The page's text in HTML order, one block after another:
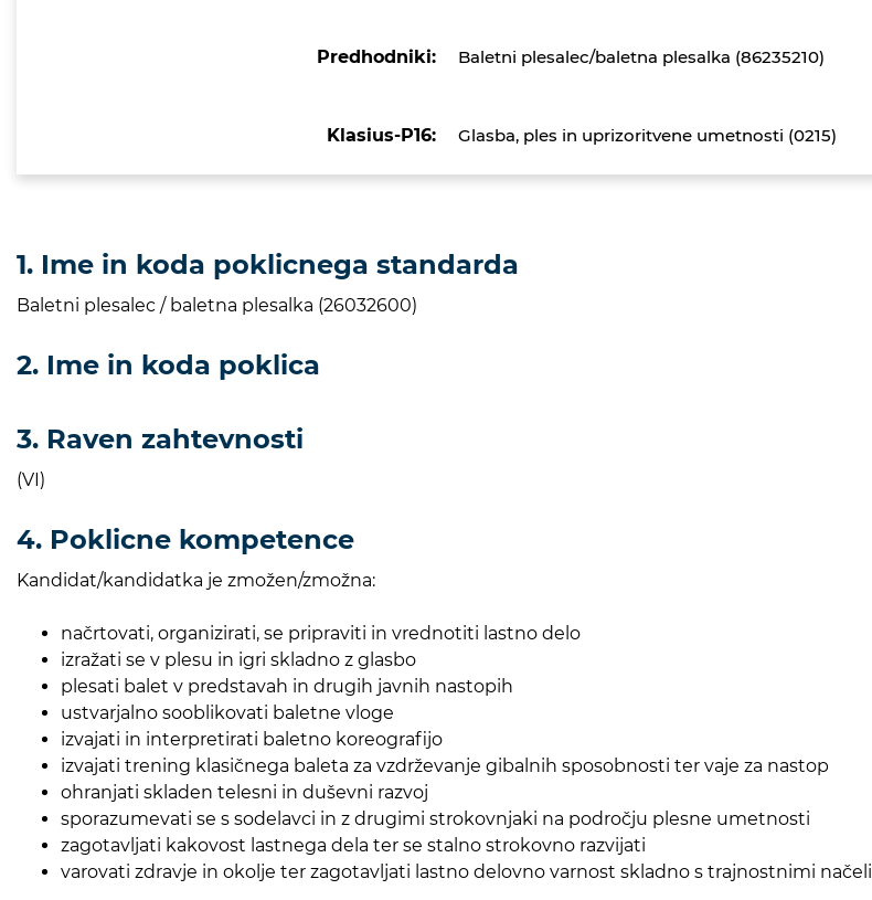
Predhodniki: Baletni plesalec/baletna plesalka (86235210)
Klasius-P16: Glasba, ples in uprizoritvene umetnosti (0215)
1. Ime in koda poklicnega standarda
Baletni plesalec / baletna plesalka (26032600)
2. Ime in koda poklica
3. Raven zahtevnosti
(VI)
4. Poklicne kompetence
Kandidat/kandidatka je zmožen/zmožna:
načrtovati, organizirati, se pripraviti in vrednotiti lastno delo
izražati se v plesu in igri skladno z glasbo
plesati balet v predstavah in drugih javnih nastopih
ustvarjalno sooblikovati baletne vloge
izvajati in interpretirati baletno koreografijo
izvajati trening klasičnega baleta za vzdrževanje gibalnih sposobnosti ter vaje za nastop
ohranjati skladen telesni in duševni razvoj
sporazumevati se s sodelavci in z drugimi strokovnjaki na področju plesne umetnosti
zagotavljati kakovost lastnega dela ter se stalno strokovno razvijati
varovati zdravje in okolje ter zagotavljati lastno delovno varnost skladno s trajnostnimi načeli